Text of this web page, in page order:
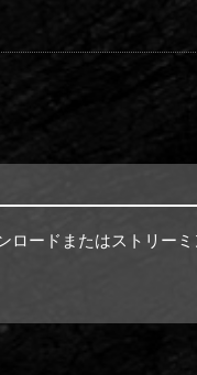
ロードまたはストリー